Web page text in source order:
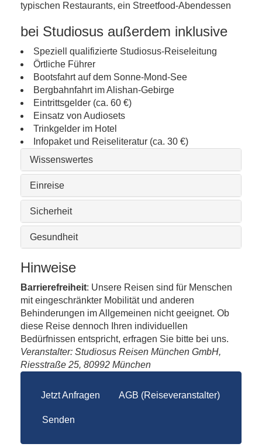
typischen Restaurants, ein Streetfood-Abendessen
bei Studiosus außerdem inklusive
Speziell qualifizierte Studiosus-Reiseleitung
Örtliche Führer
Bootsfahrt auf dem Sonne-Mond-See
Bergbahnfahrt im Alishan-Gebirge
Eintrittsgelder (ca. 60 €)
Einsatz von Audiosets
Trinkgelder im Hotel
Infopaket und Reiseliteratur (ca. 30 €)
Wissenswertes
Einreise
Sicherheit
Gesundheit
Hinweise
Barrierefreiheit: Unsere Reisen sind für Menschen
mit eingeschränkter Mobilität und anderen
Behinderungen im Allgemeinen nicht geeignet. Ob
diese Reise dennoch Ihren individuellen
Bedürfnissen entspricht, erfragen Sie bitte bei uns.
Veranstalter: Studiosus Reisen München GmbH,
Riesstraße 25, 80992 München
Jetzt Anfragen AGB (Reiseveranstalter)
Senden